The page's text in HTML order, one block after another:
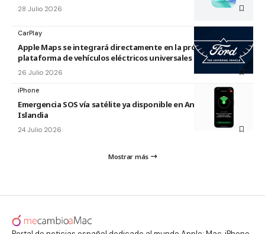
28 Julio 2026
CarPlay
Apple Maps se integrará directamente en la próxima
plataforma de vehículos eléctricos universales de Ford
26 Julio 2026
iPhone
Emergencia SOS vía satélite ya disponible en Andorra e
Islandia
24 Julio 2026
Mostrar más